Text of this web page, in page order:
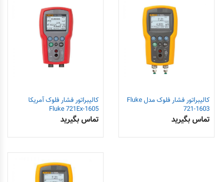
کالیبراتور فشار فلوک آمریکا
1605-Fluke 721Ex
تماس بگیرید
کالیبراتور فشار فلوک مدل Fluke
721-1603
تماس بگیرید